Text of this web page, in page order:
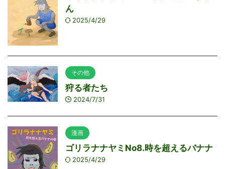
ん
2025/4/29
その他
狩る者たち
2024/7/31
漫画
ゴリラナナヤミNo8.時を超えるバナナ
2025/4/29